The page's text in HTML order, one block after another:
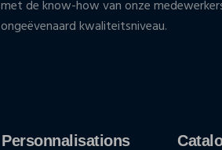
met de know-how van onze
ongeëvenaard kwaliteitsniveau.
Personnalisations